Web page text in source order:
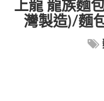
上龍 龍族麵
灣製造)/麵